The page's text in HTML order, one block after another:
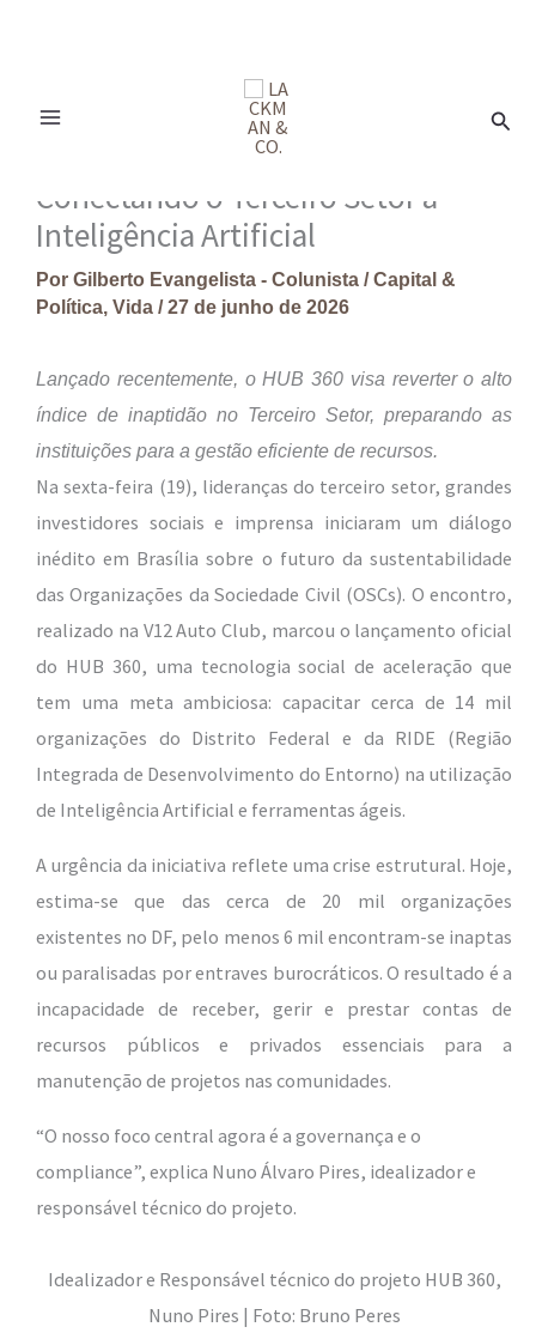
Conectando o Terceiro Setor à
Inteligência Artificial
Por Gilberto Evangelista - Colunista /Capital &
Política, Vida /27 de junho de 2026
Lançado recentemente, o HUB 360 visa reverter o alto
índice de inaptidão no Terceiro Setor, preparando as
instituições para a gestão eficiente de recursos.
Na sexta-feira (19), lideranças do terceiro setor, grandes
investidores sociais e imprensa iniciaram um diálogo
inédito em Brasília sobre o futuro da sustentabilidade
das Organizações da Sociedade Civil (OSCs). O encontro,
realizado na V12 Auto Club, marcou o lançamento oficial
do HUB 360, uma tecnologia social de aceleração que
tem uma meta ambiciosa: capacitar cerca de 14 mil
organizações do Distrito Federal e da RIDE (Região
Integrada de Desenvolvimento do Entorno) na utilização
de Inteligência Artificial e ferramentas ágeis.
A urgência da iniciativa reflete uma crise estrutural. Hoje,
estima-se que das cerca de 20 mil organizações
existentes no DF, pelo menos 6 mil encontram-se inaptas
ou paralisadas por entraves burocráticos. O resultado é a
incapacidade de receber, gerir e prestar contas de
recursos públicos e privados essenciais para a
manutenção de projetos nas comunidades.
“O nosso foco central agora é a governança e o
compliance”, explica Nuno Álvaro Pires, idealizador e
responsável técnico do projeto.
Idealizador e Responsável técnico do projeto HUB 360,
Nuno Pires | Foto: Bruno Peres